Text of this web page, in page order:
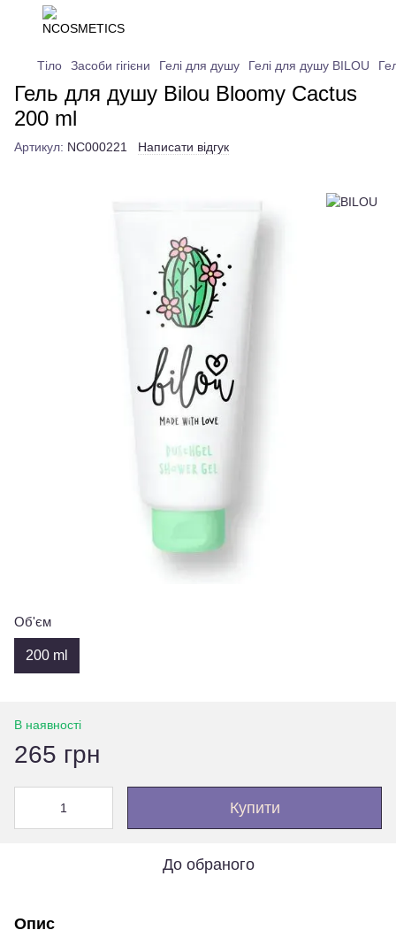
Тіло Засоби гігієни Гелі для душу Гелі для душу BILOU
Гель для душу Bilou Bloomy Cactus
200 ml
Артикул: NC000221 Написати відгук
Об'єм
200 ml
В наявності
265 грн
Купити
До обраного
Опис